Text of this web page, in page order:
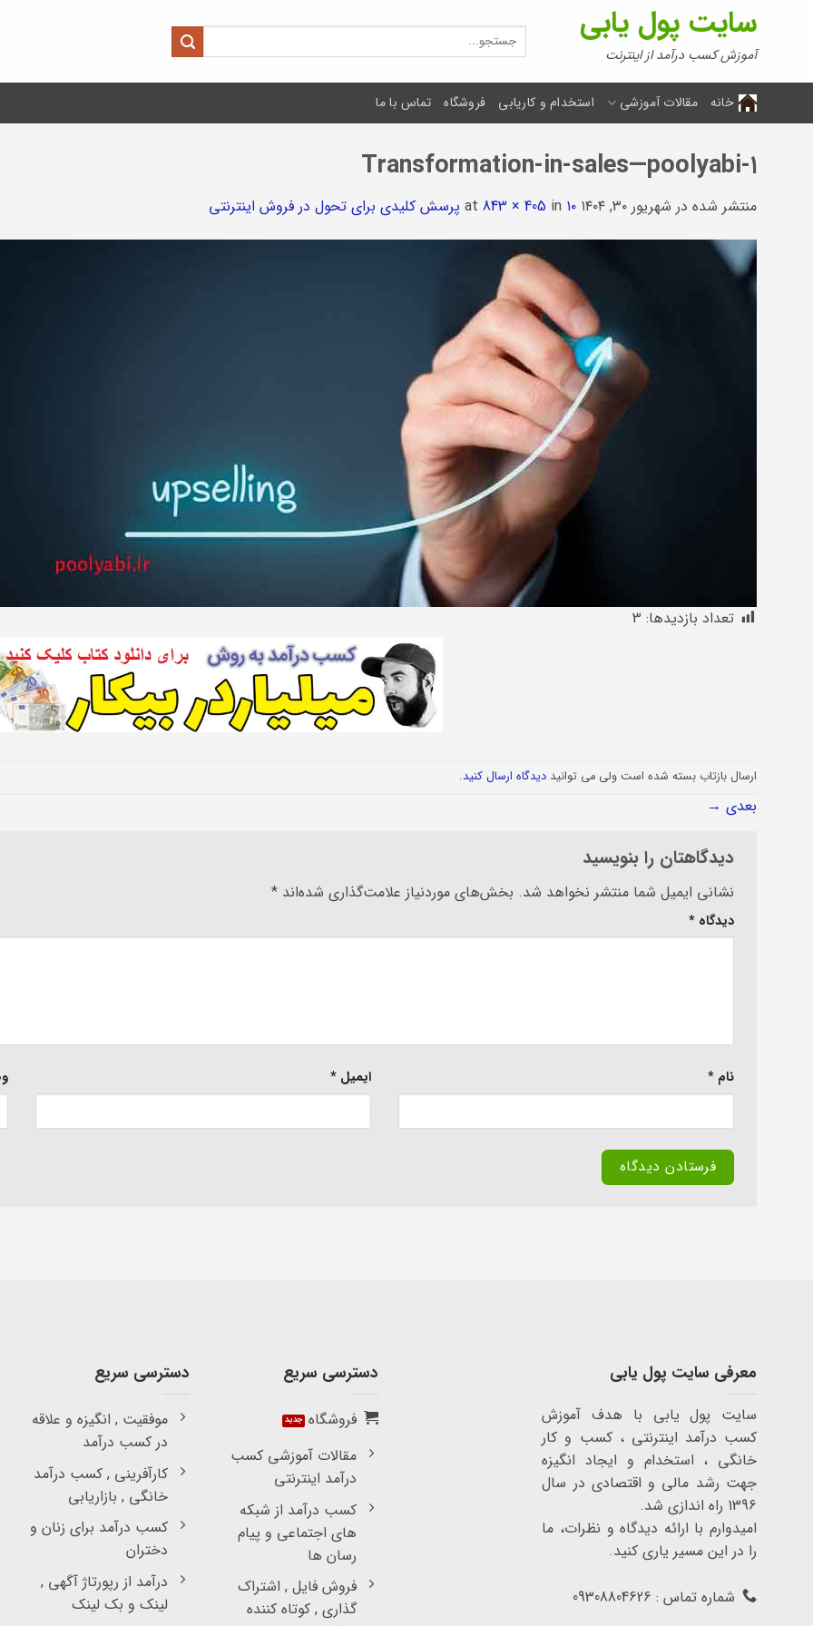
سایت پول یابی
آموزش کسب درآمد از اینترنت
جستجو
برای:
خانه مقالات آموزشی استخدام و کاریابی فروشگاه تماس با ما
Transformation-in-sales—poolyabi-۱
منتشر شده در شهریور ۳۰, ۱۴۰۴ 843 × 405 in ۱۰ پرسش کلیدی برای تحول در فروش اینترنتی
تعداد بازدیدها: 3
ارسال بازتاب بسته شده است ولی می توانید دیدگاه ارسال کنید.
بعدی →
دیدگاهتان را بنویسید
نشانی ایمیل شما منتشر نخواهد شد. بخش‌های موردنیاز علامت‌گذاری شده‌اند *
دیدگاه *
نام * ایمیل *
Alternative:
معرفی سایت پول یابی
سایت پول یابی با هدف آموزش
کسب درآمد اینترنتی ، کسب و کار
خانگی ، استخدام و ایجاد انگیزه
جهت رشد مالی و اقتصادی در سال
1396 راه اندازی شد.
امیدوارم با ارائه دیدگاه و نظرات، ما
را در این مسیر یاری کنید.
شماره تماس : 09308804626
دسترسی سریع
فروشگاه
مقالات آموزشی کسب
درآمد اینترنتی
کسب درآمد از شبکه
های اجتماعی و پیام
رسان ها
فروش فایل , اشتراک
گذاری , کوتاه کننده
دسترسی سریع
موفقیت , انگیزه و علاقه
در کسب درآمد
کارآفرینی , کسب درآمد
خانگی , بازاریابی
کسب درآمد برای زنان و
دختران
درآمد از رپورتاژ آگهی ,
لینک و بک لینک